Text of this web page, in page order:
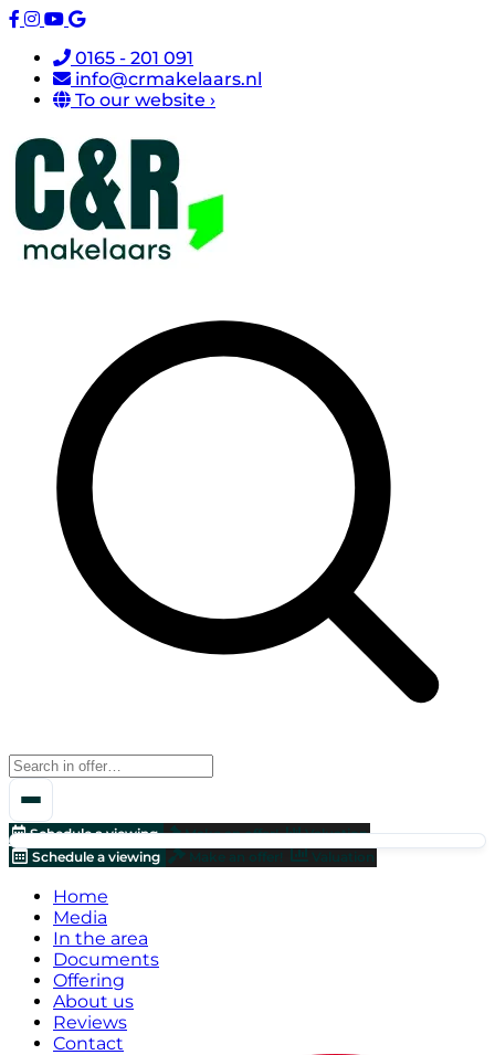
0165 - 201 091
info@crmakelaars.nl
To our website ›
Schedule a viewing Make an offer!
Valuation
Schedule a viewing
Make an offer! Valuation
Home
Media
In the area
Documents
Offering
About us
Reviews
Contact